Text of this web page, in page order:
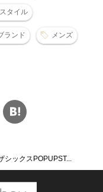
タイル
ランド メンズ
シックスPOPUPST...